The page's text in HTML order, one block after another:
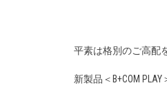
平素は格別のご高配
新製品＜B+COM